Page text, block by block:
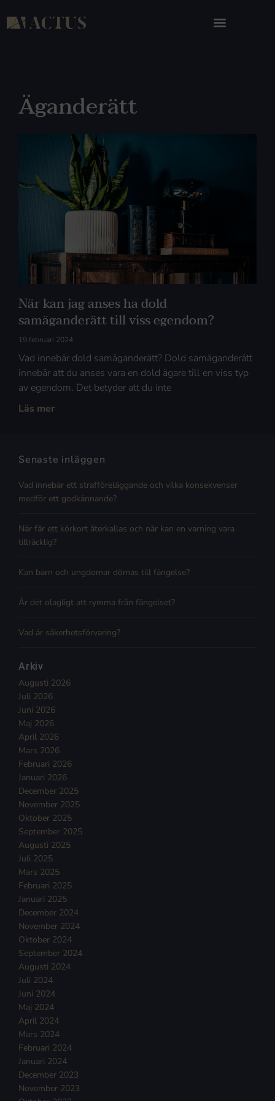
Äganderätt
När kan jag anses ha dold
samäganderätt till viss egendom?
19 februari 2024
Vad innebär dold samäganderätt? Dold samäganderätt
innebär att du anses vara en dold ägare till en viss typ
av egendom. Det betyder att du inte
Läs mer
Senaste inläggen
Vad innebär ett strafföreläggande och vilka konsekvenser
medför ett godkännande?
När får ett körkort återkallas och när kan en varning vara
tillräcklig?
Kan barn och ungdomar dömas till fängelse?
Är det olagligt att rymma från fängelset?
Vad är säkerhetsförvaring?
Arkiv
Augusti 2026
Juli 2026
Juni 2026
Maj 2026
April 2026
Mars 2026
Februari 2026
Januari 2026
December 2025
November 2025
Oktober 2025
September 2025
Augusti 2025
Juli 2025
Mars 2025
Februari 2025
Januari 2025
December 2024
November 2024
Oktober 2024
September 2024
Augusti 2024
Juli 2024
Juni 2024
Maj 2024
April 2024
Mars 2024
Februari 2024
Januari 2024
December 2023
November 2023